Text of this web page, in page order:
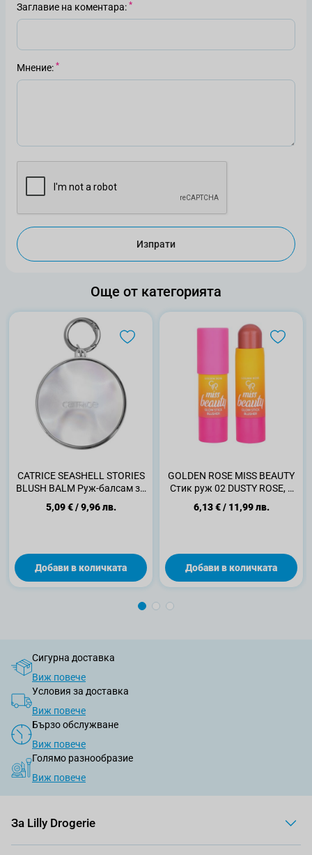
Заглавие на коментара
Мнение
Изпрати
Още от категорията
CATRICE SEASHELL STORIES
BLUSH BALM Руж-балсам за
5,09 €/9,96 лв.
Добави в количката
GOLDEN ROSE MISS BEAUTY
Стик руж 02 DUSTY ROSE, 1
6,13 €/ 11,99 лв.
Добави в количката
Сигурна доставка
Виж повече
Условия за доставка
Виж повече
Бързо обслужване
Виж повече
Голямо разнообразие
Виж повече
За Lilly Drogerie